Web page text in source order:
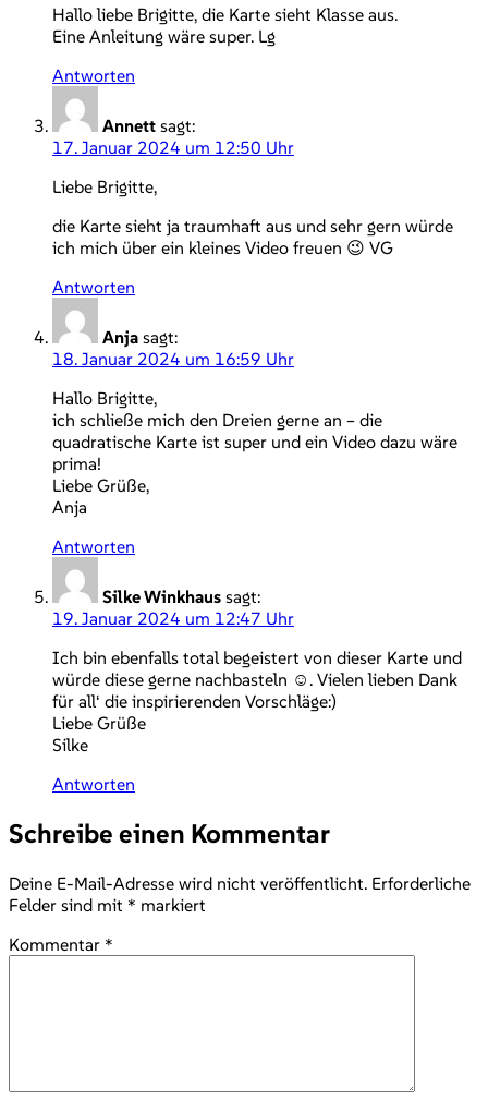
Hallo liebe Brigitte, die Karte sieht Klasse aus.
Eine Anleitung wäre super. Lg
Antworten
Annett sagt:
17. Januar 2024 um 12:50 Uhr
Liebe Brigitte,
die Karte sieht ja traumhaft aus und sehr gern würde
ich mich über ein kleines Video freuen 😉 VG
Antworten
Anja sagt:
18. Januar 2024 um 16:59 Uhr
Hallo Brigitte,
ich schließe mich den Dreien gerne an – die
quadratische Karte ist super und ein Video dazu wäre
prima!
Liebe Grüße,
Anja
Antworten
Silke Winkhaus sagt:
19. Januar 2024 um 12:47 Uhr
Ich bin ebenfalls total begeistert von dieser Karte und
würde diese gerne nachbasteln ☺️. Vielen lieben Dank
für all‘ die inspirierenden Vorschläge:)
Liebe Grüße
Silke
Antworten
Schreibe einen Kommentar
Deine E-Mail-Adresse wird nicht veröffentlicht. Erforderliche
Felder sind mit * markiert
Kommentar *